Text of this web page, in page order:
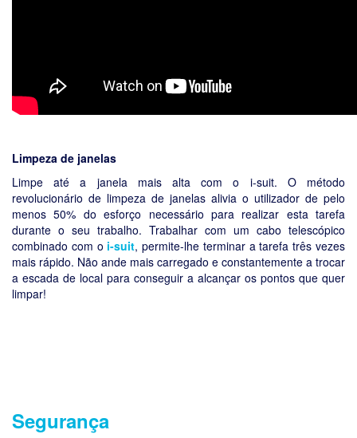
Limpeza de janelas
Limpe até a janela mais alta com o i-suit. O método
revolucionário de limpeza de janelas alivia o utilizador de pelo
menos 50% do esforço necessário para realizar esta tarefa
durante o seu trabalho. Trabalhar com um cabo telescópico
combinado com o i-suit, permite-lhe terminar a tarefa três vezes
mais rápido. Não ande mais carregado e constantemente a trocar
a escada de local para conseguir a alcançar os pontos que quer
limpar!
Segurança